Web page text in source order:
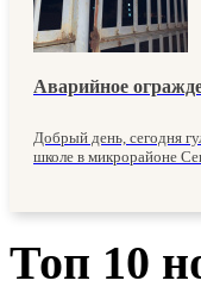
Аварийное
Добрый день, сегодня
школе в микрорайоне
Топ 10